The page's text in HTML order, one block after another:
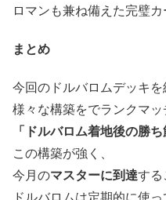
ロマンも兼ね備えた完璧カ
まとめ
今回のドルバロムデッキを
様々な構築をでランクマッ
「ドルバロム着地後の勝
この構築が強く、
今月のマスターに到達する
ドルバロムは定期的に使